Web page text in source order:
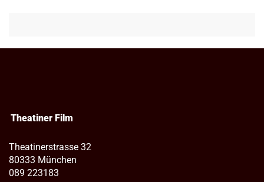
Theatiner Film
Theatinerstrasse 32
80333 München
089 223183